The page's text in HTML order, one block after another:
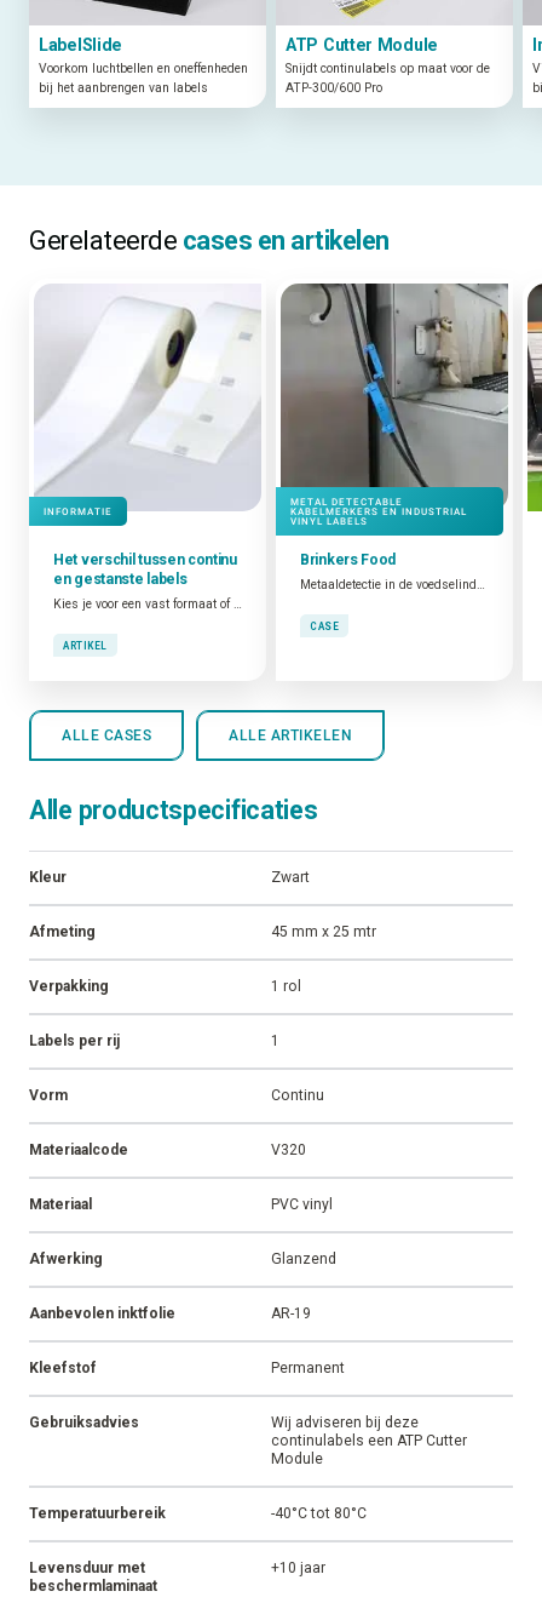
LabelSlide
Voorkom luchtbellen en oneffenheden
bij het aanbrengen van labels
ATP Cutter Module
Snijdt continulabels op maat voor de
ATP-300/600 Pro
Gerelateerde cases en artikelen
INFORMATIE
Het verschil tussen continu
en gestanste labels
ARTIKEL
METAL DETECTABLE
KABELMERKERS EN INDUSTRIAL
VINYL LABELS
Brinkers Food
CASE
ALLE CASES ALLE ARTIKELEN
Alle productspecificaties
Kleur Zwart
Afmeting 45 mm x 25 mtr
Verpakking 1 rol
Labels per rij 1
Vorm Continu
Materiaalcode V320
Materiaal PVC vinyl
Afwerking Glanzend
Aanbevolen inktfolie AR-19
Kleefstof Permanent
Gebruiksadvies
Wij adviseren bij deze
continulabels een ATP Cutter
Module
Temperatuurbereik -40°C tot 80°C
Levensduur met
beschermlaminaat
+10 jaar